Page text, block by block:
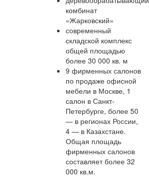
комбинат
«Жарковский»
современный
складской комплекс
общей площадью
более 30 000 кв. м
9 фирменных салонов
по продаже офисной
мебели в Москве, 1
салон в Санкт-
Петербурге, более 50
— в регионах России,
4 — в Казахстане.
Общая площадь
фирменных салонов
составляет более 32
000 кв.м.